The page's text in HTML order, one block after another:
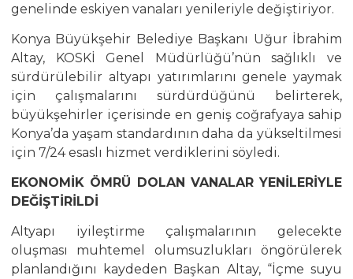
genelinde eskiyen vanaları yenileriyle değiştiriyor.
Konya Büyükşehir Belediye Başkanı Uğur İbrahim
Altay, KOSKİ Genel Müdürlüğü’nün sağlıklı ve
sürdürülebilir altyapı yatırımlarını genele yaymak
için çalışmalarını sürdürdüğünü belirterek,
büyükşehirler içerisinde en geniş coğrafyaya sahip
Konya’da yaşam standardının daha da yükseltilmesi
için 7/24 esaslı hizmet verdiklerini söyledi.
EKONOMİK ÖMRÜ DOLAN VANALAR YENİLERİYLE
DEĞİŞTİRİLDİ
Altyapı iyileştirme çalışmalarının gelecekte
oluşması muhtemel olumsuzlukları öngörülerek
planlandığını kaydeden Başkan Altay, “İçme suyu